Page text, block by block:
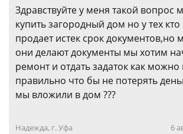
Здравствуйте у меня такой вопрос
купить загородный дом но у тех
продает истек срок документов,но
они делают документы мы хотим
ремонт и отдать задаток как
правильно что бы не потерять
мы вложили в дом ???
Надежда, г. Уфа 6